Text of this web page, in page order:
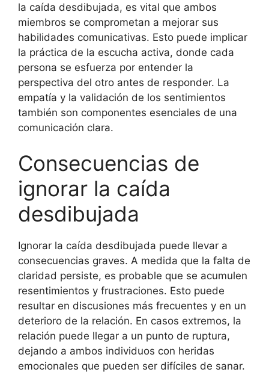
la caída desdibujada, es vital que ambos
miembros se comprometan a mejorar sus
habilidades comunicativas. Esto puede implicar
la práctica de la escucha activa, donde cada
persona se esfuerza por entender la
perspectiva del otro antes de responder. La
empatía y la validación de los sentimientos
también son componentes esenciales de una
comunicación clara.
Consecuencias de
ignorar la caída
desdibujada
Ignorar la caída desdibujada puede llevar a
consecuencias graves. A medida que la falta de
claridad persiste, es probable que se acumulen
resentimientos y frustraciones. Esto puede
resultar en discusiones más frecuentes y en un
deterioro de la relación. En casos extremos, la
relación puede llegar a un punto de ruptura,
dejando a ambos individuos con heridas
emocionales que pueden ser difíciles de sanar.